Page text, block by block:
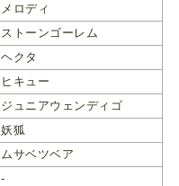
メロディ
ストーンゴーレム
ヘクタ
ヒキュー
ジュニアウェンディゴ
妖狐
ムサベツベア
-